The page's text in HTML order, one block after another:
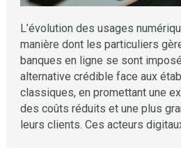
L’évolution des usages
manière dont les particuliers
banques en ligne se sont
alternative crédible face aux
classiques, en promettant une
des coûts réduits et une plus
leurs clients. Ces acteurs